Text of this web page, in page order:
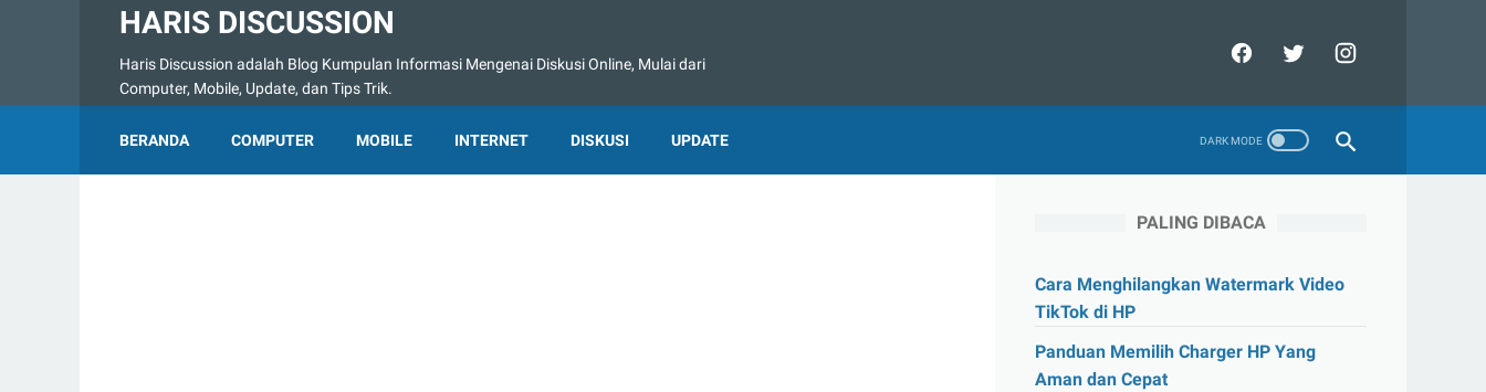
HARIS DISCUSSION
Haris Discussion adalah Blog Kumpulan Informasi Mengenai Diskusi Online, Mulai dari
Computer, Mobile, Update, dan Tips Trik.
BERANDA COMPUTER MOBILE INTERNET DISKUSI UPDATE
PALING DIBACA
Cara Menghilangkan Watermark Video
TikTok di HP
Panduan Memilih Charger HP Yang
Aman dan Cepat